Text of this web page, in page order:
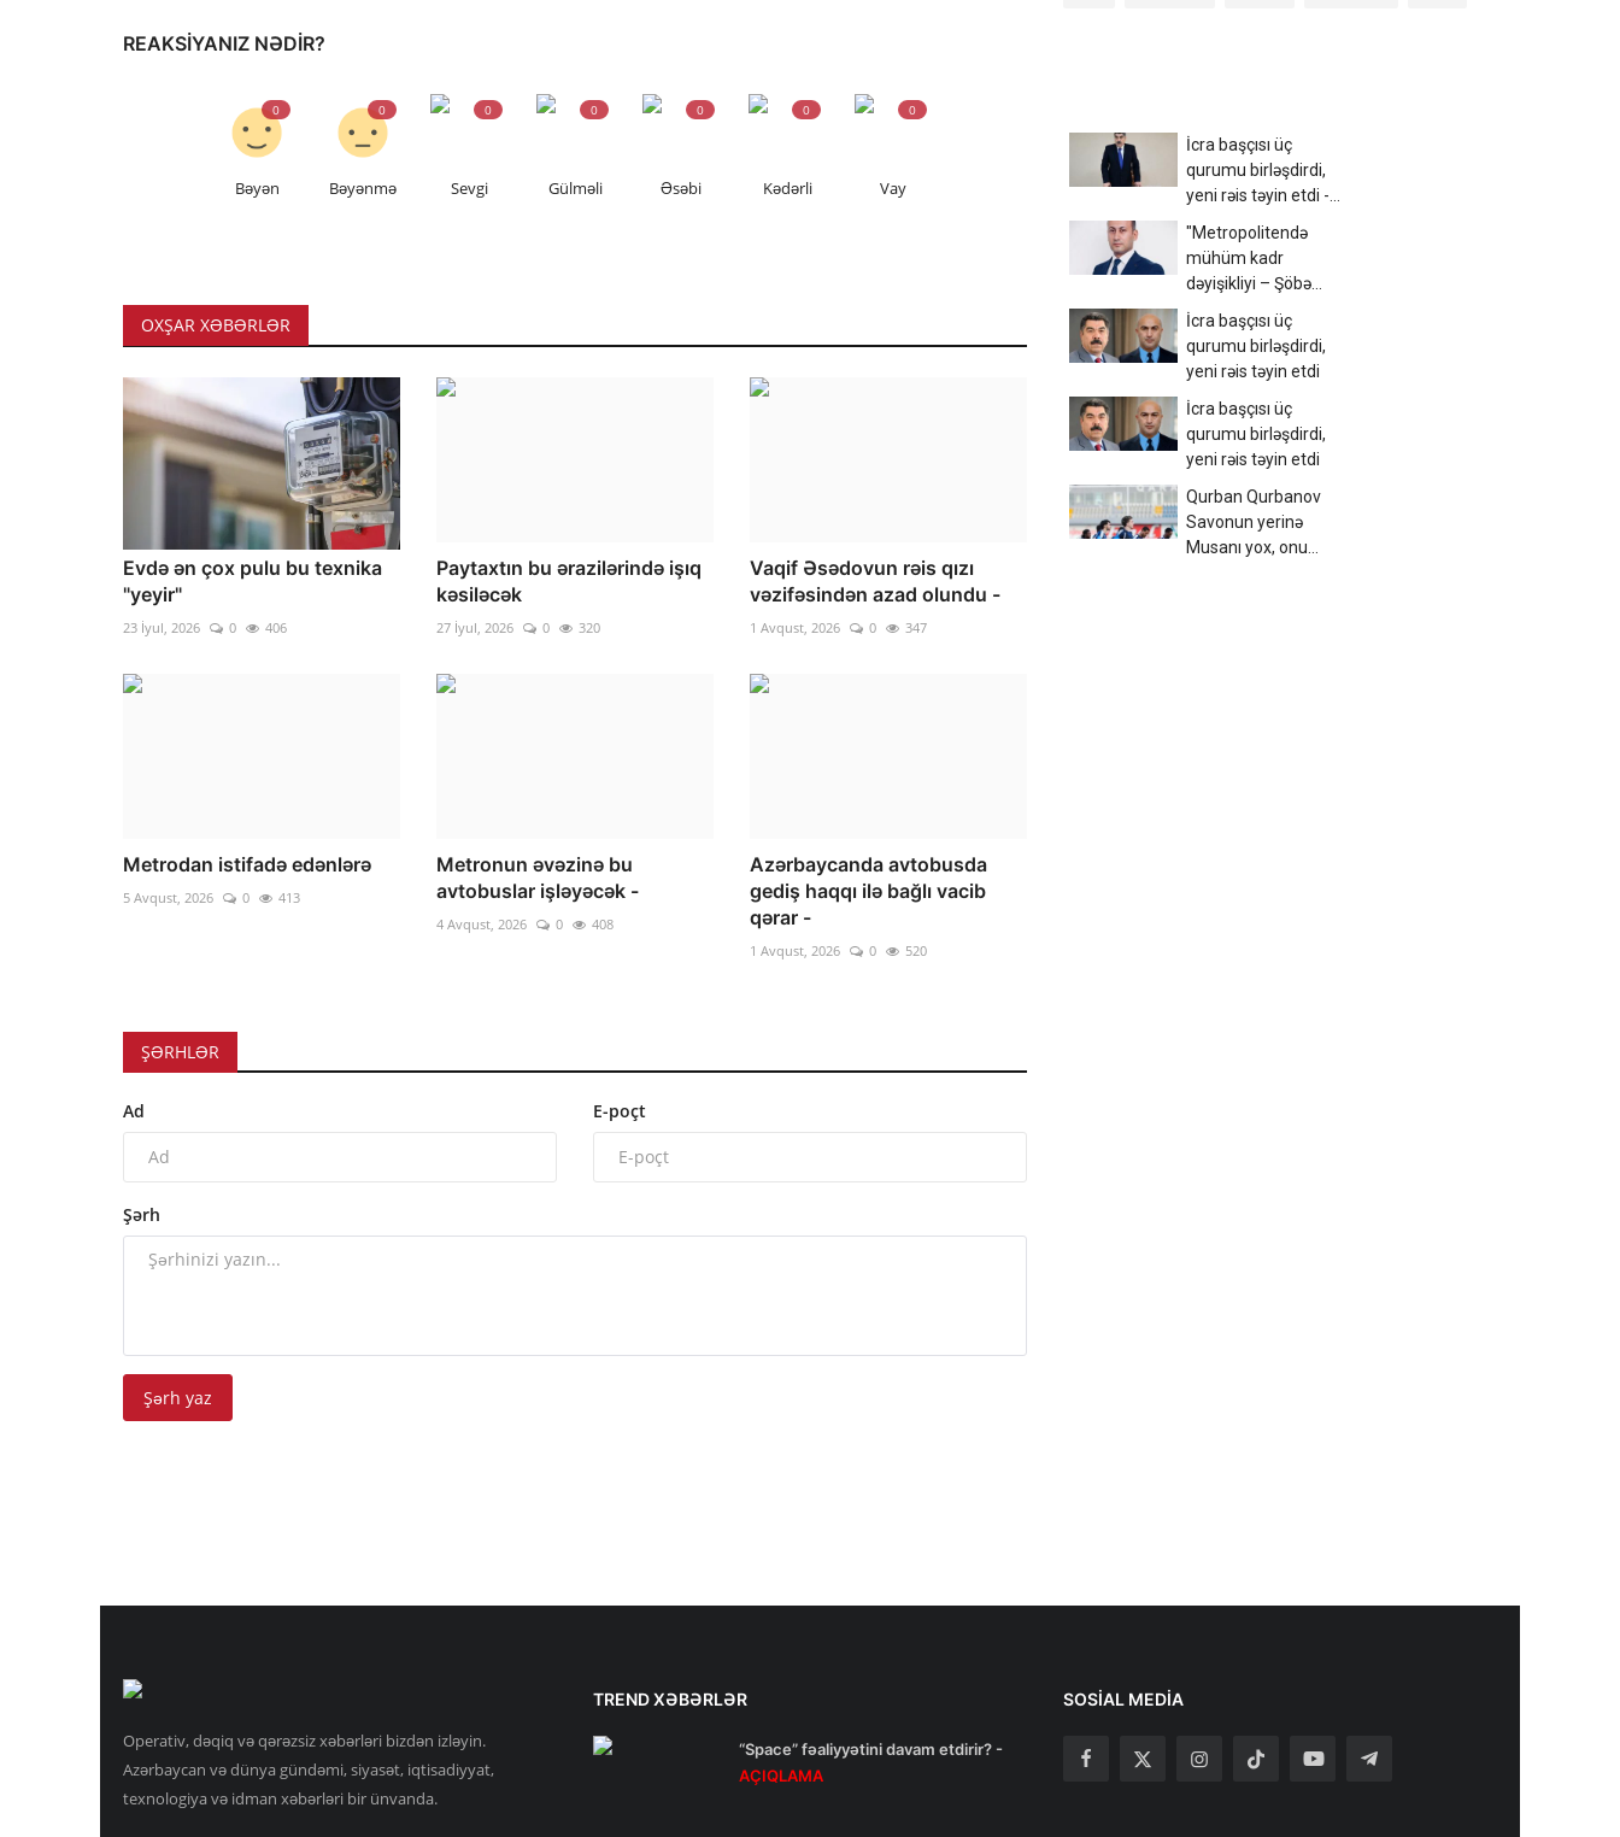
REAKSIYANIZ NƏDIR?
Bəyən
0
Bəyənmə
0
Sevgi
0
Gülməli
0
Əsəbi
0
Kədərli
0
Vay
0
OXŞAR XƏBƏRLƏR
Evdə ən çox pulu bu texnika
"yeyir"
23 İyul, 2026 0 406
Paytaxtın bu ərazilərində işıq
kəsiləcək
27 İyul, 2026 0 320
Vaqif Əsədovun rəis qızı
vəzifəsindən azad olundu -
1 Avqust, 2026 0 347
Metrodan istifadə edənlərə
5 Avqust, 2026 0 413
Metronun əvəzinə bu
avtobuslar işləyəcək -
4 Avqust, 2026 0 408
Azərbaycanda avtobusda
gediş haqqı ilə bağlı vacib
qərar -
1 Avqust, 2026 0 520
ŞƏRHLƏR
Ad E-poçt
Şərh
Şərh yaz
İcra başçısı üç
qurumu birləşdirdi,
yeni rəis təyin etdi -
"Metropolitendə
mühüm kadr
dəyişikliyi – Şöbə
rəhbəri işdən ayrıldı
İcra başçısı üç
qurumu birləşdirdi,
yeni rəis təyin etdi
İcra başçısı üç
qurumu birləşdirdi,
yeni rəis təyin etdi
Qurban Qurbanov
Savonun yerinə
Musanı yox, onu
Operativ, dəqiq və qərəzsiz xəbərləri bizdən izləyin.
Azərbaycan və dünya gündəmi, siyasət, iqtisadiyyat,
texnologiya və idman xəbərləri bir ünvanda.
TREND XƏBƏRLƏR
“Space” fəaliyyətini davam etdirir? -
AÇIQLAMA
SOSIAL MEDIA